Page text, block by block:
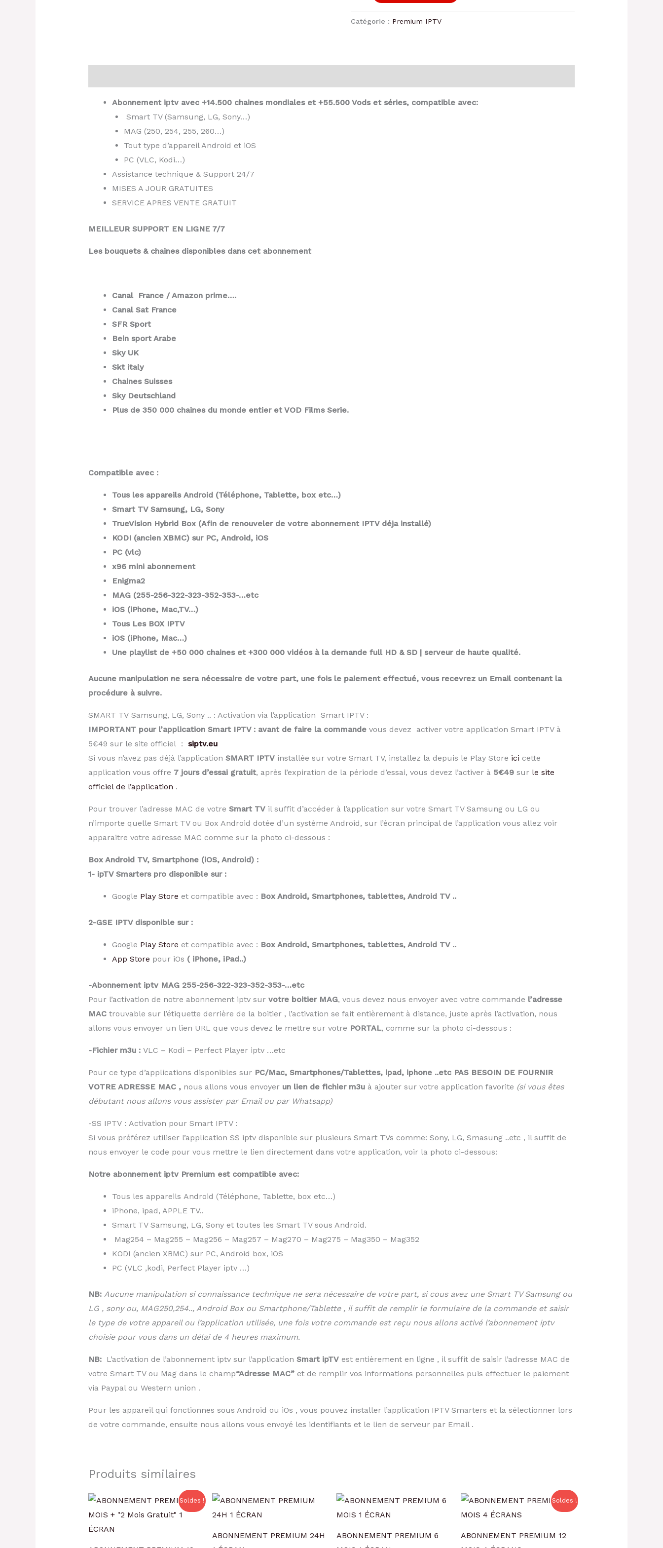
Catégorie : Premium IPTV
Abonnement iрtv avec +14.500 chaines mondiales et +55.500 Vods et séries, compatible avec:
Smart TV (Samsung, LG, Sony…)
MAG (250, 254, 255, 260…)
Tout type d’appareil Android et iOS
PC (VLC, Kodi…)
Assistance technique & Support 24/7
MISES A JOUR GRATUITES
SERVICE APRES VENTE GRATUIT
MEILLEUR SUPPORT EN LIGNE 7/7
Les bouquets & chaines disponibles dans cet abonnement
Canal France / Amazon prime….
Canal Sat France
SFR Sport
Bein sport Arabe
Sky UK
Skt italy
Chaines Suisses
Sky Deutschland
Plus de 350 000 chaines du monde entier et VOD Films Serie.
Compatible avec :
Tous les appareils Android (Téléphone, Tablette, box etc…)
Smart TV Samsung, LG, Sony
TrueVision Hybrid Box (Afin de renouveler de votre abonnement IPTV déja installé)
KODI (ancien XBMC) sur PC, Android, iOS
PC (vlc)
x96 mini abonnement
Enigma2
MAG (255-256-322-323-352-353-…etc
iOS (iPhone, Mac,TV…)
Tous Les BOX IPTV
iOS (iPhone, Mac…)
Une playlist de +50 000 chaines et +300 000 vidéos à la demande full HD & SD | serveur de haute qualité.
Aucune manipulation ne sera nécessaire de votre part, une fois le paiement effectué, vous recevrez un Email contenant la
procédure à suivre.
SMART TV Samsung, LG, Sony .. : Activation via l’application Smart IPTV :
IMPORTANT pour l’application Smart IPTV : avant de faire la commande vous devez activer votre application Smart IPTV à
5€49 sur le site officiel : siptv.eu
Si vous n’avez pas déjà l’application SMART IPTV installée sur votre Smart TV, installez la depuis le Play Store ici cette
application vous offre 7 jours d’essai gratuit, après l’expiration de la période d’essai, vous devez l’activer à 5€49sur le site
officiel de l’application .
Pour trouver l’adresse MAC de votre Smart TVil suffit d’accéder à l’application sur votre Smart TV Samsung ou LG ou
n’importe quelle Smart TV ou Box Android dotée d’un système Android, sur l’écran principal de l’application vous allez voir
apparaitre votre adresse MAC comme sur la photo ci-dessous :
Box Android TV, Smartphone (iOS, Android) :
1- ipTV Smarters pro disponible sur :
Google Play Store et compatible avec : Box Android, Smartphones, tablettes, Android TV ..
2-GSE IPTV disponible sur :
Google Play Store et compatible avec : Box Android, Smartphones, tablettes, Android TV ..
App Store pour iOs ( iPhone, iPad..)
-Abonnement iptv MAG 255-256-322-323-352-353-…etc
Pour l’activation de notre abonnement iptv sur votre boitier MAG, vous devez nous envoyer avec votre commande l’adresse
MACtrouvable sur l’étiquette derrière de la boitier , l’activation se fait entièrement à distance, juste après l’activation, nous
allons vous envoyer un lien URL que vous devez le mettre sur votre PORTAL, comme sur la photo ci-dessous :
-Fichier m3u : VLC – Kodi – Perfect Player iptv …etc
Pour ce type d’applications disponibles sur PC/Mac, Smartphones/Tablettes, ipad, iphone ..etc PAS BESOIN DE FOURNIR
VOTRE ADRESSE MAC , nous allons vous envoyer un lien de fichier m3u à ajouter sur votre application favorite (si vous êtes
débutant nous allons vous assister par Email ou par Whatsapp)
-SS IPTV : Activation pour Smart IPTV :
Si vous préférez utiliser l’application SS iptv disponible sur plusieurs Smart TVs comme: Sony, LG, Smasung ..etc , il suffit de
nous envoyer le code pour vous mettre le lien directement dans votre application, voir la photo ci-dessous:
Notre abonnement iptv Premium est compatible avec:
Tous les appareils Android (Téléphone, Tablette, box etc…)
iPhone, ipad, APPLE TV..
Smart TV Samsung, LG, Sony et toutes les Smart TV sous Android.
Mag254 – Mag255 – Mag256 – Mag257 – Mag270 – Mag275 – Mag350 – Mag352
KODI (ancien XBMC) sur PC, Android box, iOS
PC (VLC ,kodi, Perfect Player iptv …)
NB: Aucune manipulation si connaissance technique ne sera nécessaire de votre part, si cous avez une Smart TV Samsung ou
LG , sony ou, MAG250,254.., Android Box ou Smartphone/Tablette , il suffit de remplir le formulaire de la commande et saisir
le type de votre appareil ou l’application utilisée, une fois votre commande est reçu nous allons activé l’abonnement iptv
choisie pour vous dans un délai de 4 heures maximum.
NB:L’activation de l’abonnement iptv sur l’application Smart ipTVest entièrement en ligne , il suffit de saisir l’adresse MAC de
votre Smart TV ou Mag dans le champ“Adresse MAC”et de remplir vos informations personnelles puis effectuer le paiement
via Paypal ou Western union .
Pour les appareil qui fonctionnes sous Android ou iOs , vous pouvez installer l’application IPTV Smarters et la sélectionner lors
de votre commande, ensuite nous allons vous envoyé les identifiants et le lien de serveur par Email .
Produits similaires
Soldes !
Le
initial
Le
actuel
ABONNEMENT PREMIUM 24H
ABONNEMENT PREMIUM 6
Soldes !
ABONNEMENT PREMIUM 12
Le
initial
€149.00.
Le
actuel
€110.00.